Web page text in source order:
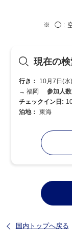
◯ :
現在の
行き： 10月7日(
→ 福岡
参加人数
チェックイン日:
泊地： 東海
国内トップへ戻る